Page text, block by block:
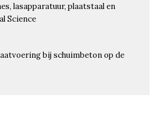
lasapparatuur, plaatstaal en
Science
bij schuimbeton op de